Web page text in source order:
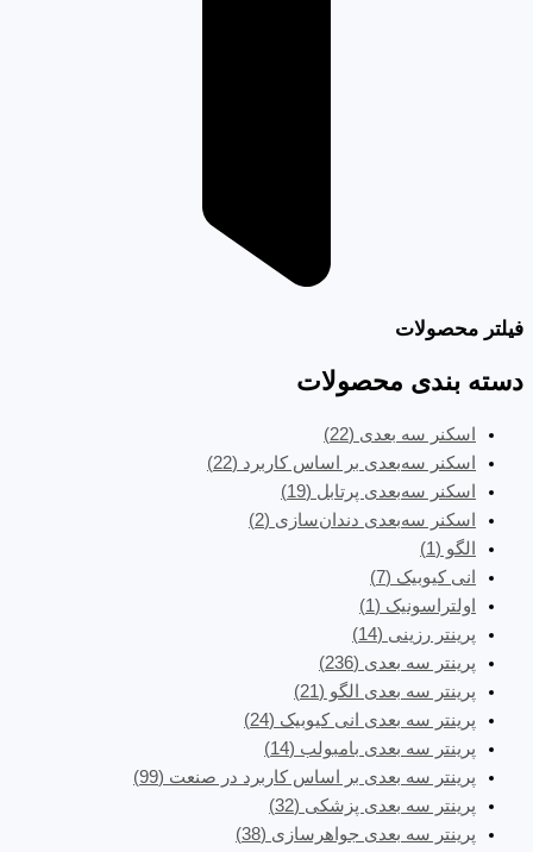
فیلتر محصولات
دسته بندی محصولات
اسکنر سه بعدی (22)
اسکنر سه‌بعدی بر اساس کاربرد (22)
اسکنر سه‌بعدی پرتابل (19)
اسکنر سه‌بعدی دندان‌سازی (2)
الگو (1)
انی کیوبیک (7)
اولتراسونیک (1)
پرینتر رزینی (14)
پرینتر سه‌ بعدی (236)
پرینتر سه بعدی الگو (21)
پرینتر سه بعدی انی کیوبیک (24)
پرینتر سه بعدی بامبولب (14)
پرینتر سه بعدی بر اساس کاربرد در صنعت (99)
پرینتر سه بعدی پزشکی (32)
پرینتر سه بعدی جواهرسازی (38)